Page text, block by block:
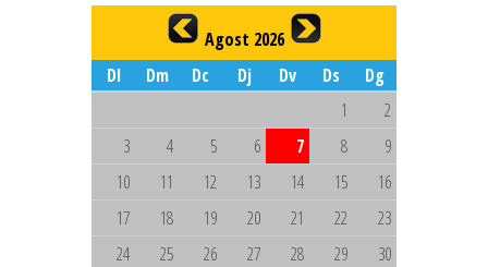
Agost 2026
Dl
Dm Dc Dj Dv Ds
Dg
1
2
3
4 5 6 7 8
9
10
11 12 13 14 15
16
17
18 19 20 21 22
23
24
25 26 27 28 29
30